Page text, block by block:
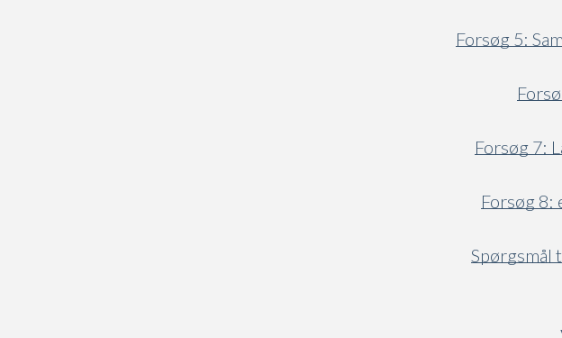
Forsøg 5:
Forsøg 7:
Forsøg 8:
Spørgsmål